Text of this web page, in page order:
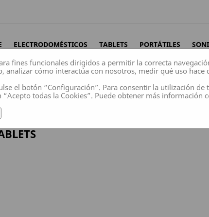
ELECTRODOMÉSTICOS TABLETS PORTÁTILES
fines funcionales dirigidos a permitir la correcta
analizar cómo interactúa con nosotros, medir qué uso
el botón “Configuración”. Para consentir la utilización
todas la Cookies”. Puede obtener más información